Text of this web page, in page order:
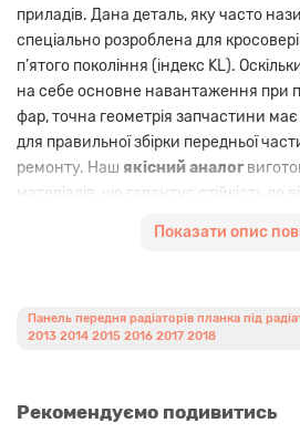
приладів. Дана деталь, яку часто
спеціально розроблена для
п’ятого покоління (індекс KL).
на себе основне навантаження при
фар, точна геометрія запчастини
для правильної збірки передньої
ремонту. Наш якісний аналог
матеріалів, що гарантує стійкість до
2018у нашому інтернет-каталозі.
Переваги
Показати опис
Панель передня радіаторів планка під
2013 2014 2015 2016 2017 2018
Рекомендуємо подивитись